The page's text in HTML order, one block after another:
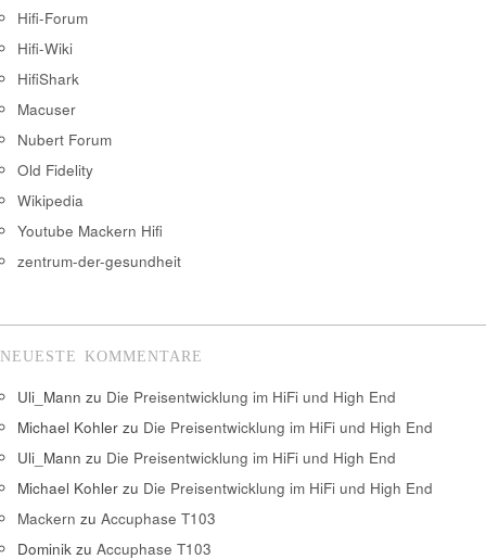
Hifi-Forum
Hifi-Wiki
HifiShark
Macuser
Nubert Forum
Old Fidelity
Wikipedia
Youtube Mackern Hifi
zentrum-der-gesundheit
NEUESTE KOMMENTARE
Uli_Mann zu Die Preisentwicklung im HiFi und High End
Michael Kohler zu Die Preisentwicklung im HiFi und High End
Uli_Mann zu Die Preisentwicklung im HiFi und High End
Michael Kohler zu Die Preisentwicklung im HiFi und High End
Mackern zu Accuphase T103
Dominik zu Accuphase T103